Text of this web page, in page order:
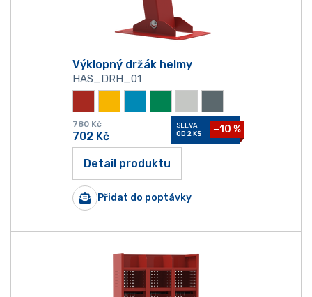
Výklopný držák helmy
HAS_DRH_01
780 Kč
702 Kč
SLEVA
OD 2 KS
−10 %
Detail produktu
Přidat do poptávky